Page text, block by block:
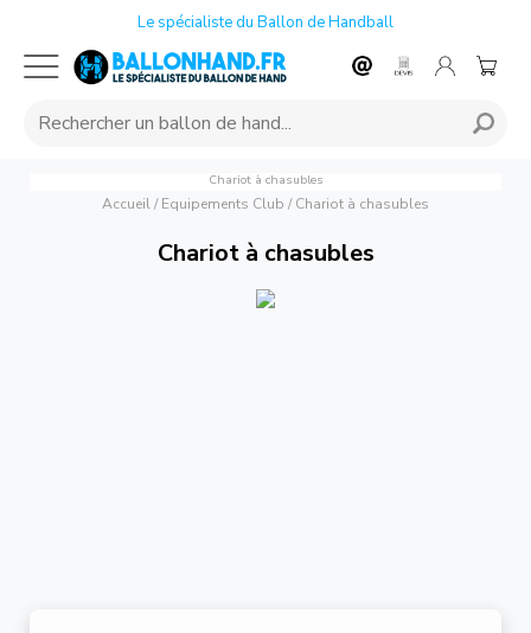
Le spécialiste du Ballon de Handball
Chariot à chasubles
Accueil/ Equipements Club / Chariot à chasubles
Chariot à chasubles